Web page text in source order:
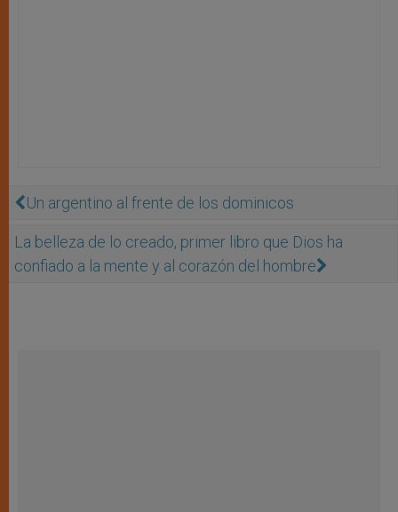
Un argentino al frente de los dominicos
La belleza de lo creado, primer libro que Dios ha
confiado a la mente y al corazón del hombre